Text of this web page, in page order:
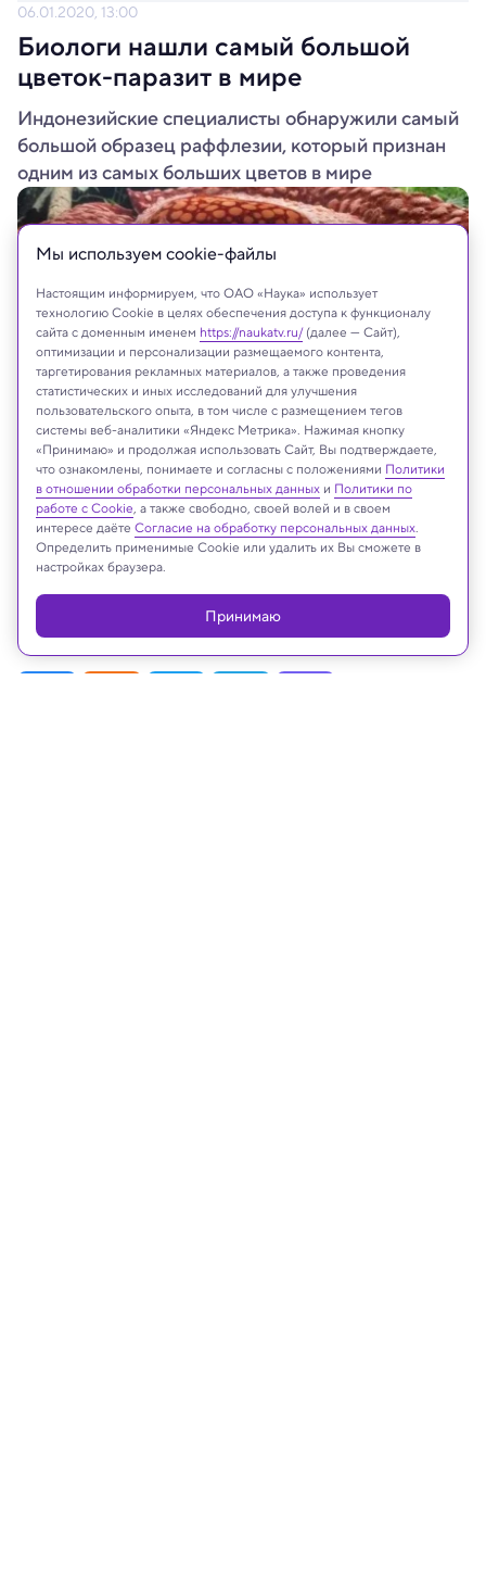
06.01.2020, 13:00
Биологи нашли самый большой
цветок-паразит в мире
Индонезийские специалисты обнаружили самый
большой образец раффлезии, который признан
одним из самых больших цветов в мире
На сайте могут быть использованы материалы
интернет-ресурсов Facebook и Instagram,
владельцем которых является компания Meta
Platforms Inc., запрещённая на территории
Российской Федерации
Мы используем сookie-файлы
Принимаю
Настоящим информируем, что ОАО «Наука» использует
технологию Cookie в целях обеспечения доступа к функционалу
сайта с доменным именем https://naukatv.ru/(далее — Сайт),
оптимизации и персонализации размещаемого контента,
таргетирования рекламных материалов, а также проведения
статистических и иных исследований для улучшения
пользовательского опыта, в том числе с размещением тегов
системы веб-аналитики «Яндекс Метрика». Нажимая кнопку
«Принимаю» и продолжая использовать Сайт, Вы подтверждаете,
что ознакомлены, понимаете и согласны с положениями Политики
в отношении обработки персональных данных и Политики по
работе с Cookie, а также свободно, своей волей и в своем
интересе даёте Согласие на обработку персональных данных.
Определить применимые Cookie или удалить их Вы сможете в
настройках браузера.